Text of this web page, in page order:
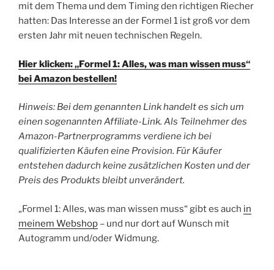
mit dem Thema und dem Timing den richtigen Riecher
hatten: Das Interesse an der Formel 1 ist groß vor dem
ersten Jahr mit neuen technischen Regeln.
Hier klicken: „Formel 1: Alles, was man wissen muss“
bei Amazon bestellen!
Hinweis: Bei dem genannten Link handelt es sich um
einen sogenannten Affiliate-Link. Als Teilnehmer des
Amazon-Partnerprogramms verdiene ich bei
qualifizierten Käufen eine Provision. Für Käufer
entstehen dadurch keine zusätzlichen Kosten und der
Preis des Produkts bleibt unverändert.
„Formel 1: Alles, was man wissen muss“ gibt es auch in
meinem Webshop – und nur dort auf Wunsch mit
Autogramm und/oder Widmung.